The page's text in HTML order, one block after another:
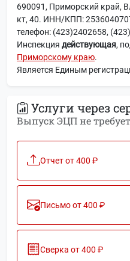
690091, Приморский край,
кт, 40. ИНН/КПП:
телефон: (423)2402658,
Инспекция действующая,
Приморскому краю.
Является Единым
Услуги через
Выпуск ЭЦП не
Отчет от 400 ₽
Письмо от 400 ₽
Сверка от 400 ₽